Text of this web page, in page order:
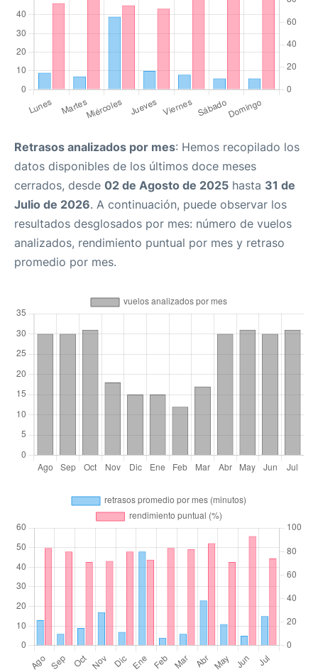
Retrasos analizados por mes: Hemos recopilado los
datos disponibles de los últimos doce meses
cerrados, desde 02 de Agosto de 2025 hasta 31 de
Julio de 2026. A continuación, puede observar los
resultados desglosados por mes: número de vuelos
analizados, rendimiento puntual por mes y retraso
promedio por mes.